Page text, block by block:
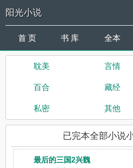
阳光小说
首 页 书 库 全本
耽美 言情
百合 藏经
私密 其他
已完本全部小说
最后的三国2兴魏